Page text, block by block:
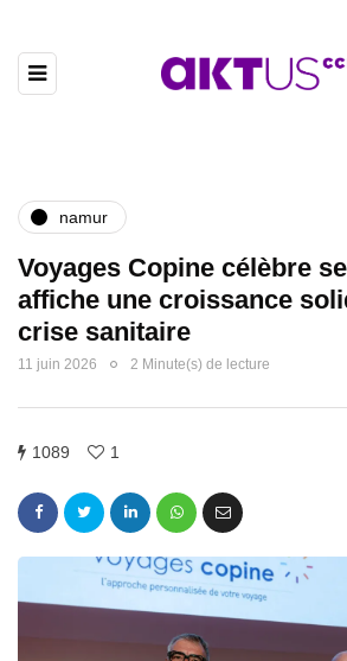
namur
Voyages Copine célèbre
affiche une croissance
crise sanitaire
11 juin 2026 2 Minute(s) de lecture
1089 1